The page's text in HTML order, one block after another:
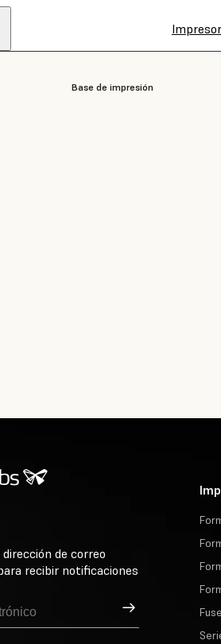
Base de impresión
de correo
recibir notificaciones
Suscribirse